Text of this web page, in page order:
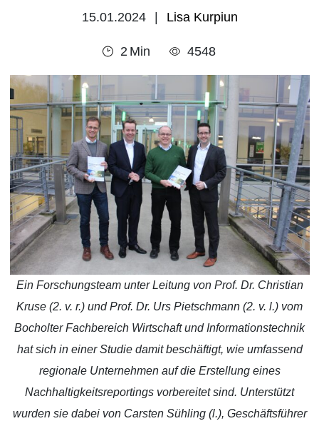
15.01.2024 Lisa Kurpiun
2 Min 4548
Ein Forschungsteam unter Leitung von Prof. Dr. Christian
Kruse (2. v. r.) und Prof. Dr. Urs Pietschmann (2. v. l.) vom
Bocholter Fachbereich Wirtschaft und Informationstechnik
hat sich in einer Studie damit beschäftigt, wie umfassend
regionale Unternehmen auf die Erstellung eines
Nachhaltigkeitsreportings vorbereitet sind. Unterstützt
wurden sie dabei von Carsten Sühling (l.), Geschäftsführer